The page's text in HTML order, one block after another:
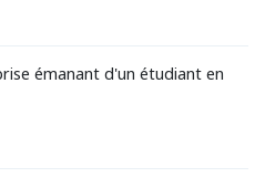
émanant d'un étudiant en